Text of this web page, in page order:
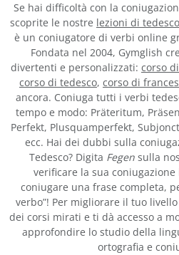
Se hai difficoltà con la
scoprite le nostre lezioni di
è un coniugatore di verbi online
Fondata nel 2004, Gymglish
divertenti e personalizzati: corso
corso di tedesco, corso di
ancora. Coniuga tutti i verbi
tempo e modo: Präteritum,
Perfekt, Plusquamperfekt,
ecc. Hai dei dubbi sulla
Tedesco? Digita Fegen sulla
verificare la sua coniugazione
coniugare una frase completa,
verbo”! Per migliorare il tuo
dei corsi mirati e ti dà accesso a
approfondire lo studio della
ortografia e